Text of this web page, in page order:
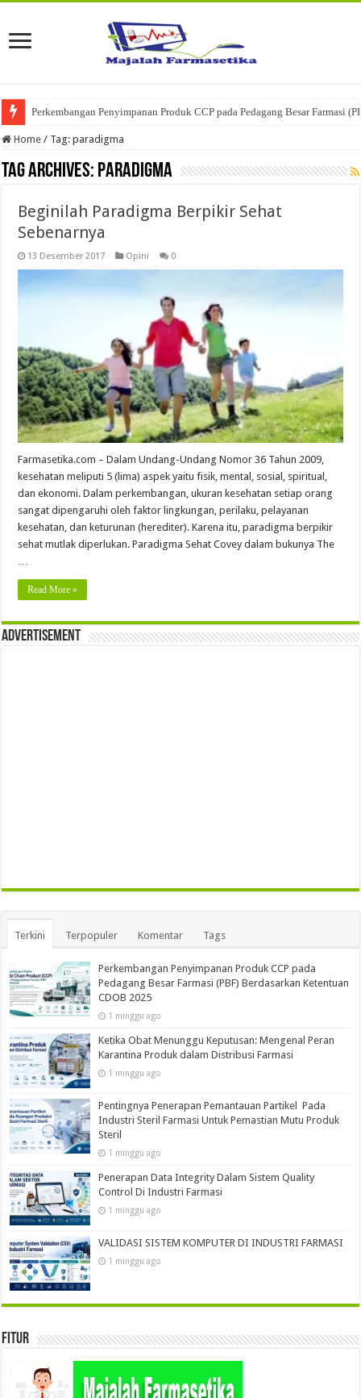
Perkembangan Penyimpanan Produk CCP pada Pedagang Besar Farmasi
Home / Tag:paradigma
Tag Archives: paradigma
Beginilah Paradigma Berpikir Sehat
Sebenarnya
13 Desember 2017 Opini 0
Farmasetika.com – Dalam Undang-Undang Nomor 36 Tahun 2009,
kesehatan meliputi 5 (lima) aspek yaitu fisik, mental, sosial, spiritual,
dan ekonomi. Dalam perkembangan, ukuran kesehatan setiap orang
sangat dipengaruhi oleh faktor lingkungan, perilaku, pelayanan
kesehatan, dan keturunan (herediter). Karena itu, paradigma berpikir
sehat mutlak diperlukan. Paradigma Sehat Covey dalam bukunya The
Read More »
Advertisement
Terkini Terpopuler Komentar Tags
Perkembangan Penyimpanan Produk CCP pada
Pedagang Besar Farmasi (PBF) Berdasarkan Ketentuan
CDOB 2025
1 minggu ago
Ketika Obat Menunggu Keputusan: Mengenal Peran
Karantina Produk dalam Distribusi Farmasi
1 minggu ago
Pentingnya Penerapan Pemantauan Partikel Pada
Industri Steril Farmasi Untuk Pemastian Mutu Produk
Steril
1 minggu ago
Penerapan Data Integrity Dalam Sistem Quality
Control Di Industri Farmasi
1 minggu ago
VALIDASI SISTEM KOMPUTER DI INDUSTRI FARMASI
1 minggu ago
Fitur